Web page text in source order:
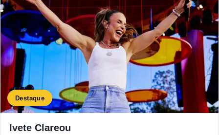
Destaque
Ivete Clareou